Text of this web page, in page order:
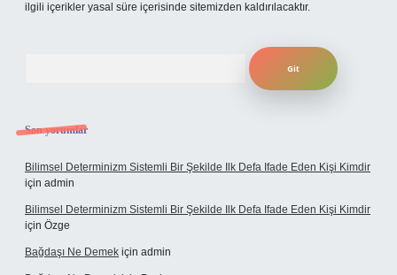
ilgili içerikler yasal süre içerisinde sitemizden kaldırılacaktır.
Son yorumlar
Bilimsel Determinizm Sistemli Bir Şekilde Ilk Defa Ifade Eden Kişi Kimdir
için admin
Bilimsel Determinizm Sistemli Bir Şekilde Ilk Defa Ifade Eden Kişi Kimdir
için Özge
Bağdaşı Ne Demek için admin